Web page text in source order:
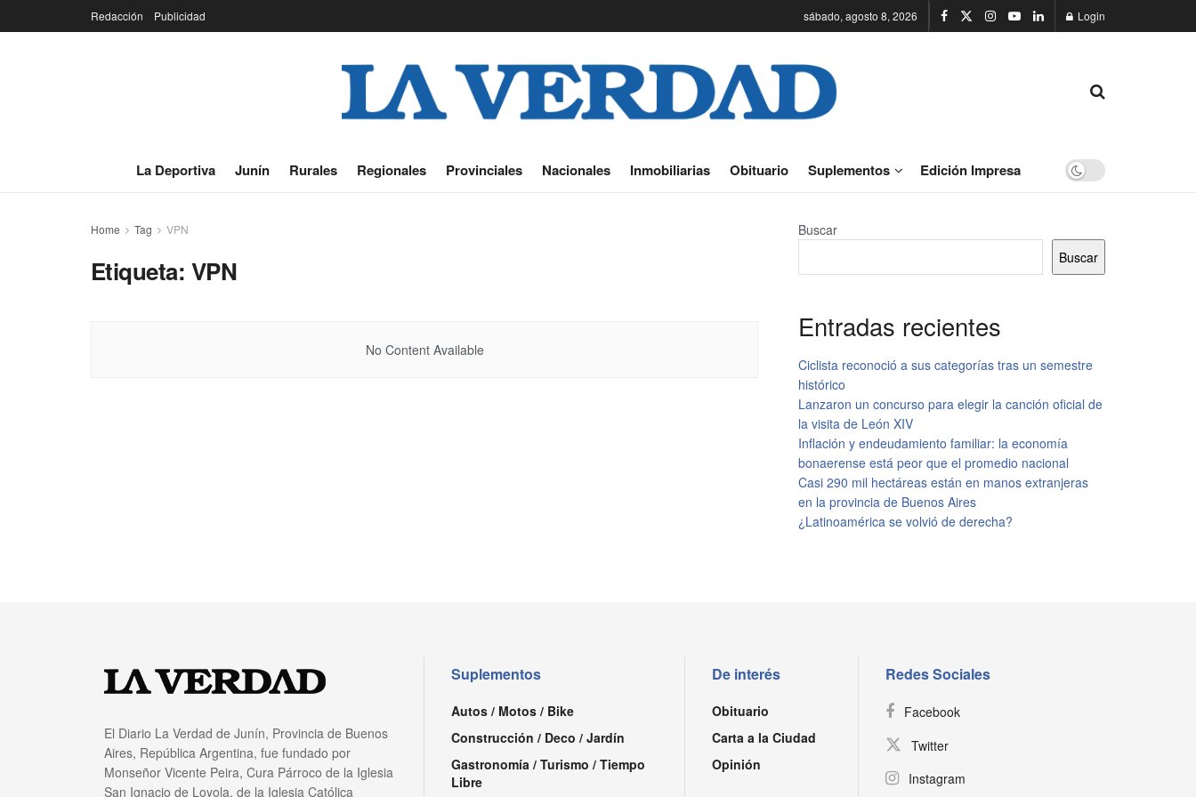
Redacción Publicidad sábado, agosto 8, 2026 Login
La Deportiva Junín Rurales Regionales Provinciales Nacionales Inmobiliarias Obituario Suplementos Edición Impresa
Home Tag VPN
Etiqueta: VPN
No Content Available
Buscar
Buscar
Entradas recientes
Ciclista reconoció a sus categorías tras un semestre
histórico
Lanzaron un concurso para elegir la canción oficial de
la visita de León XIV
Inflación y endeudamiento familiar: la economía
bonaerense está peor que el promedio nacional
Casi 290 mil hectáreas están en manos extranjeras
en la provincia de Buenos Aires
¿Latinoamérica se volvió de derecha?
El Diario La Verdad de Junín, Provincia de Buenos
Aires, República Argentina, fue fundado por
Monseñor Vicente Peira, Cura Párroco de la Iglesia
San Ignacio de Loyola, de la Iglesia Católica
Suplementos
Autos / Motos / Bike
Construcción / Deco / Jardín
Gastronomía / Turismo / Tiempo
Libre
De interés
Obituario
Carta a la Ciudad
Opinión
Redes Sociales
Facebook
Twitter
Instagram